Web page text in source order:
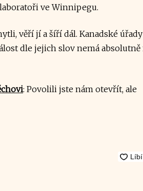
ve Winnipegu.
věří jí a šíří dál. Kanadské úřady
dle jejich slov nemá absolutně
: Povolili jste nám otevřít, ale